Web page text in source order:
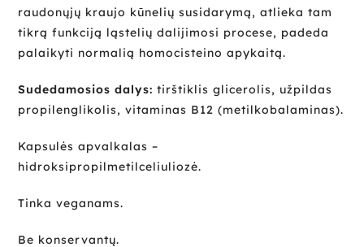
raudonųjų kraujo kūnelių susidarymą, atlieka tam
tikrą funkciją ląstelių dalijimosi procese, padeda
palaikyti normalią homocisteino apykaitą.
Sudedamosios dalys:tirštiklis glicerolis, užpildas
propilenglikolis, vitaminas B12 (metilkobalaminas).
Kapsulės apvalkalas –
hidroksipropilmetilceliuliozė.
Tinka veganams.
Be konservantų.